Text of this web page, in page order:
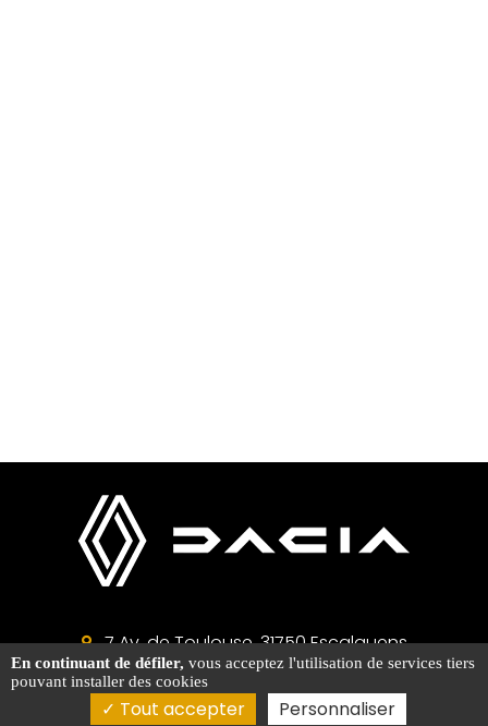
7 Av. de Toulouse, 31750 Escalquens
Atelier 05 34 66 61 61
Acheter un véhicule ? 06 50 75 46 62
En continuant de défiler, vous acceptez l'utilisation de services tiers
pouvant installer des cookies
Tout accepter Personnaliser